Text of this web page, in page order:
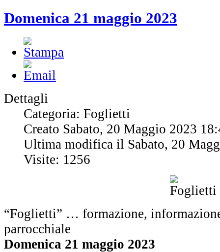
Domenica 21 maggio 2023
Dettagli
Categoria: Foglietti
Creato Sabato, 20 Maggio 2023
Ultima modifica il Sabato, 20
Visite: 1256
“Foglietti” … formazione,
parrocchiale
Domenica 21 maggio 2023